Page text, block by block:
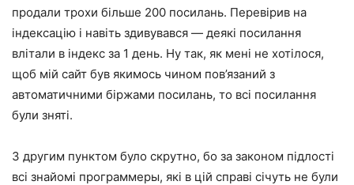
продали трохи більше 200 посилань. Перевірив на
індексацію і навіть здивувався — деякі посилання
влітали в індекс за 1 день. Ну так, як мені не хотілося,
щоб мій сайт був якимось чином пов’язаний з
автоматичними біржами посилань, то всі посилання
були зняті.
З другим пунктом було скрутно, бо за законом підлості
всі знайомі программеры, які в цій справі січуть не були